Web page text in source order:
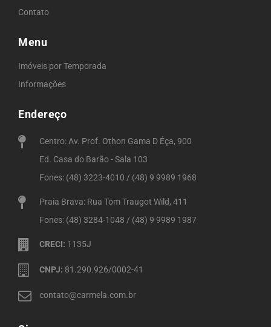
Contato
Menu
Imóveis por Temporada
Informações
Endereço
Centro: Av. Prof. Othon Gama D Éça, 900
Ed. Casa do Barão - Sala 103
Fones: (48) 3223-4010 / (48) 9 9989 1968
Praia Brava: Rua Tom Traugot Wild, 411
Fones: (48) 3284-1048 / (48) 9 9989 1987
CRECI: 1135J
CNPJ: 81.290.926/0002-41
contato@carmela.com.br